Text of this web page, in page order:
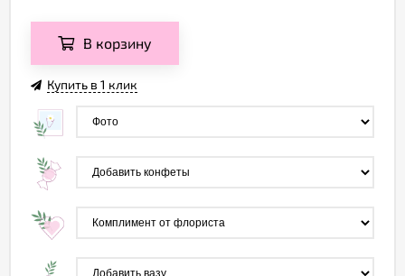
В корзину
Купить в 1 клик